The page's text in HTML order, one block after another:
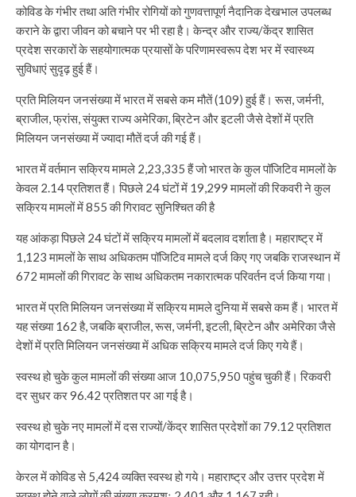
कोविड के गंभीर तथा अति गंभीर रोगियों को गुणवत्तापूर्ण नैदानिक देखभाल उपलब्ध
कराने के द्वारा जीवन को बचाने पर भी रहा है। केन्द्र और राज्य/केंद्र शासित
प्रदेश सरकारों के सहयोगात्मक प्रयासों के परिणामस्वरूप देश भर में स्वास्थ्य
सुविधाएं सुदृढ़ हुई हैं।
प्रति मिलियन जनसंख्या में भारत में सबसे कम मौतें (109) हुई हैं। रूस, जर्मनी,
ब्राजील, फ्रांस, संयुक्त राज्य अमेरिका, ब्रिटेन और इटली जैसे देशों में प्रति
मिलियन जनसंख्या में ज्यादा मौतें दर्ज की गई हैं।
भारत में वर्तमान सक्रिय मामले 2,23,335 हैं जो भारत के कुल पॉजिटिव मामलों के
केवल 2.14 प्रतिशत हैं। पिछले 24 घंटों में 19,299 मामलों की रिकवरी ने कुल
सक्रिय मामलों में 855 की गिरावट सुनिश्चित की है
यह आंकड़ा पिछले 24 घंटों में सक्रिय मामलों में बदलाव दर्शाता है। महाराष्ट्र में
1,123 मामलों के साथ अधिकतम पॉजिटिव मामले दर्ज किए गए जबकि राजस्थान में
672 मामलों की गिरावट के साथ अधिकतम नकारात्मक परिवर्तन दर्ज किया गया।
भारत में प्रति मिलियन जनसंख्या में सक्रिय मामले दुनिया में सबसे कम हैं। भारत में
यह संख्या 162 है, जबकि ब्राजील, रूस, जर्मनी, इटली, ब्रिटेन और अमेरिका जैसे
देशों में प्रति मिलियन जनसंख्या में अधिक सक्रिय मामले दर्ज किए गये हैं।
स्वस्थ हो चुके कुल मामलों की संख्या आज 10,075,950 पहुंच चुकी हैं। रिकवरी
दर सुधर कर 96.42 प्रतिशत पर आ गई है।
स्वस्थ हो चुके नए मामलों में दस राज्यों/केंद्र शासित प्रदेशों का 79.12 प्रतिशत
का योगदान है।
केरल में कोविड से 5,424 व्यक्ति स्वस्थ हो गये। महाराष्ट्र और उत्तर प्रदेश में